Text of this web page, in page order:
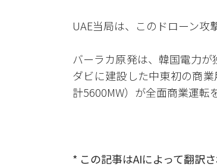
UAE当局は、このドローン攻
バーラカ原発は、韓国電力
ダビに建設した中東初の商
計5600MW）が全面商業運転
* この記事はAIによって翻訳さ